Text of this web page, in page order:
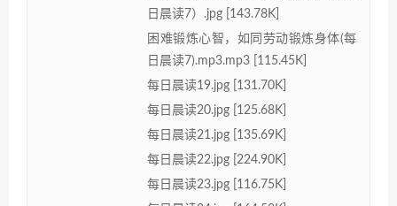
日晨读7）.jpg [143.78K]
困难锻炼心智，如同劳动锻炼身体(每
日晨读7).mp3.mp3 [115.45K]
每日晨读19.jpg [131.70K]
每日晨读20.jpg [125.68K]
每日晨读21.jpg [135.69K]
每日晨读22.jpg [224.90K]
每日晨读23.jpg [116.75K]